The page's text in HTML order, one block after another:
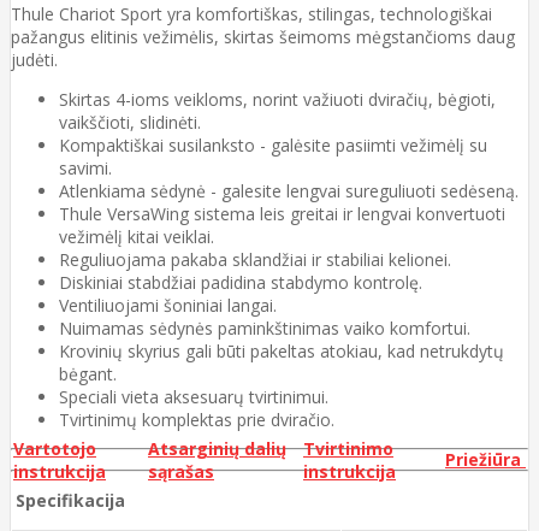
Thule Chariot Sport yra komfortiškas, stilingas, technologiškai
pažangus elitinis vežimėlis, skirtas šeimoms mėgstančioms daug
judėti.
Skirtas 4-ioms veikloms, norint važiuoti dviračių, bėgioti,
vaikščioti, slidinėti.
Kompaktiškai susilanksto - galėsite pasiimti vežimėlį su
savimi.
Atlenkiama sėdynė - galesite lengvai sureguliuoti sedėseną.
Thule VersaWing sistema leis greitai ir lengvai konvertuoti
vežimėlį kitai veiklai.
Reguliuojama pakaba sklandžiai ir stabiliai kelionei.
Diskiniai stabdžiai padidina stabdymo kontrolę.
Ventiliuojami šoniniai langai.
Nuimamas sėdynės paminkštinimas vaiko komfortui.
Krovinių skyrius gali būti pakeltas atokiau, kad netrukdytų
bėgant.
Speciali vieta aksesuarų tvirtinimui.
Tvirtinimų komplektas prie dviračio.
Vartotojo
instrukcija
Atsarginių dalių
sąrašas
Tvirtinimo
instrukcija
Priežiūra
Specifikacija